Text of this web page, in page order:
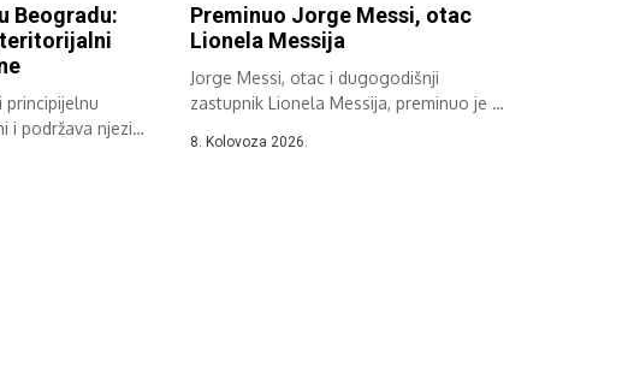
Beogradu:
principijelnu
i podržava njezin
Preminuo Jorge Messi, otac
Lionela Messija
Jorge Messi, otac i dugogodišnji
zastupnik Lionela Messija, preminuo je u
8. Kolovoza 2026.